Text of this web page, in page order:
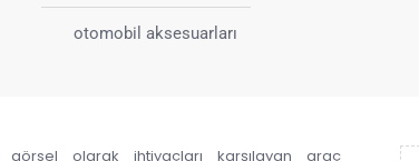
olarak ihtiyaçları karşılayan araç